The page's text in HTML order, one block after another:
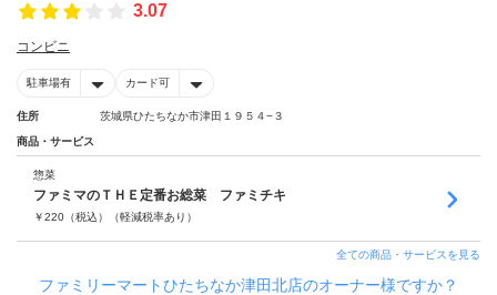
3.07
コンビニ
駐車場有 カード可
住所 茨城県ひたちなか市津田１９５４−３
商品・サービス
惣菜
ファミマのＴＨＥ定番お総菜 ファミチキ
￥220 （税込） （軽減税率あり）
全ての商品・サービスを見る
ファミリーマートひたちなか津田北店のオーナー様ですか？